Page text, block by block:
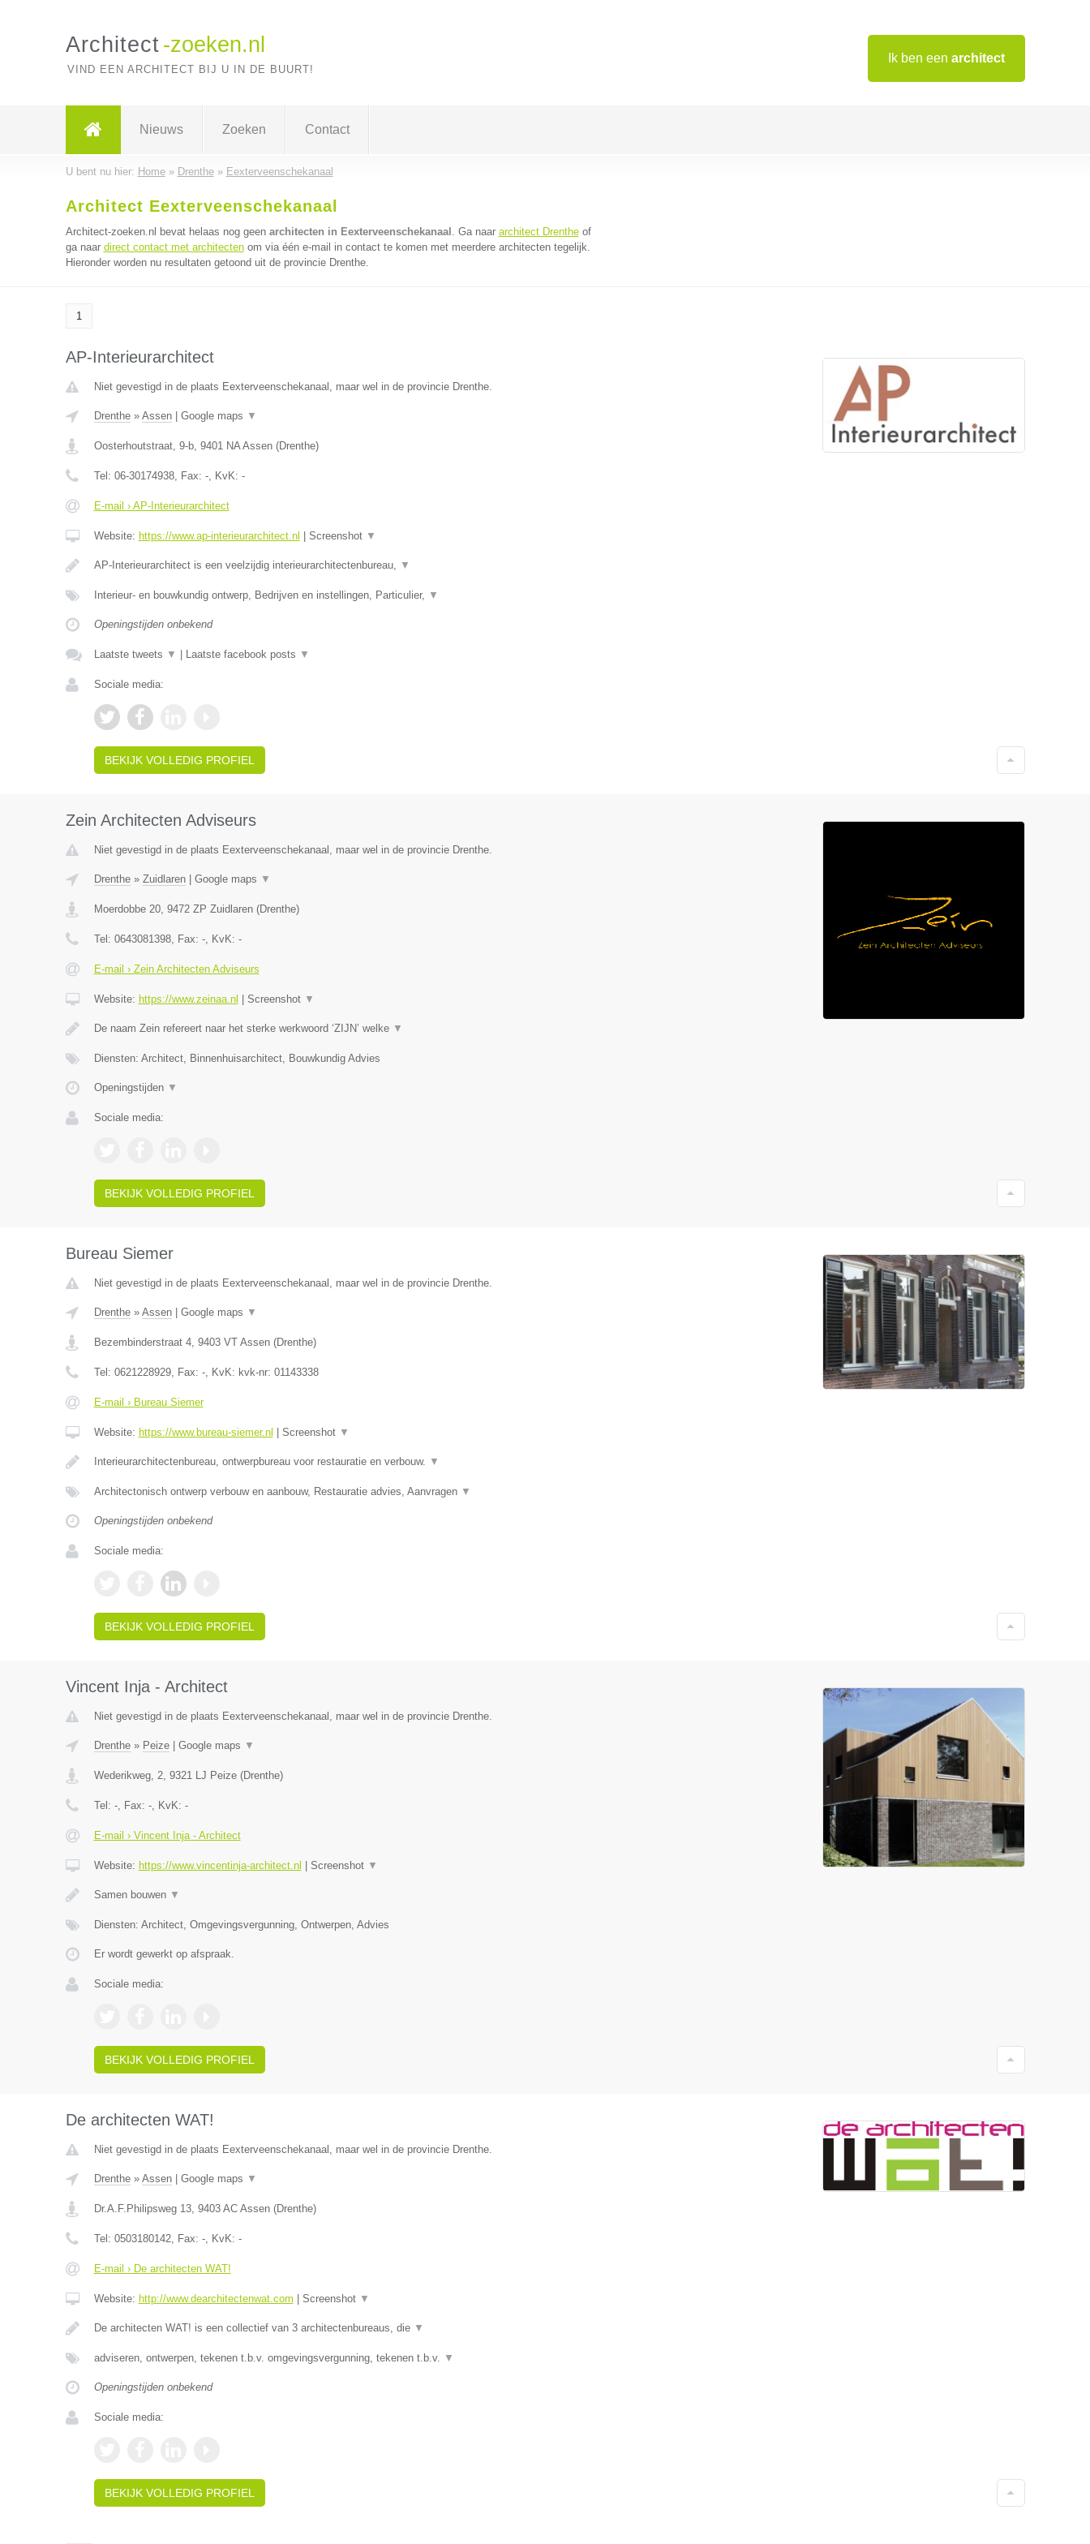
Ik ben een architect
Architect -zoeken.nl
VIND EEN ARCHITECT BIJ U IN DE BUURT!
Nieuws Zoeken Contact
U bent nu hier: Home» Drenthe» Eexterveenschekanaal
Architect Eexterveenschekanaal
Architect-zoeken.nl bevat helaas nog geen architecten in Eexterveenschekanaal . Ga naar architect Drentheof
ga naar direct contact met architectenom via één e-mail in contact te komen met meerdere architecten tegelijk.
Hieronder worden nu resultaten getoond uit de provincie Drenthe.
1
AP-Interieurarchitect
Niet gevestigd in de plaats Eexterveenschekanaal, maar wel in de provincie Drenthe.
Drenthe» Assen| Google maps ▼
Oosterhoutstraat, 9-b, 9401 NA Assen(Drenthe)
Tel: 06-30174938, Fax: -, KvK: -
E-mail › AP-Interieurarchitect
Website: https://www.ap-interieurarchitect.nl Screenshot ▼
AP-Interieurarchitect is een veelzijdig interieurarchitectenbureau, ▼
Interieur- en bouwkundig ontwerp, Bedrijven en instellingen, Particulier, ▼
Openingstijden onbekend
Laatste tweets ▼ Laatste facebook posts ▼
Sociale media:
BEKIJK VOLLEDIG PROFIEL
Zein Architecten Adviseurs
Niet gevestigd in de plaats Eexterveenschekanaal, maar wel in de provincie Drenthe.
Drenthe» Zuidlaren| Google maps ▼
Moerdobbe 20, 9472 ZP Zuidlaren(Drenthe)
Tel: 0643081398, Fax: -, KvK: -
E-mail › Zein Architecten Adviseurs
Website: https://www.zeinaa.nl Screenshot ▼
De naam Zein refereert naar het sterke werkwoord ‘ZIJN’ welke ▼
Diensten: Architect, Binnenhuisarchitect, Bouwkundig Advies
Openingstijden ▼
Sociale media:
BEKIJK VOLLEDIG PROFIEL
Bureau Siemer
Niet gevestigd in de plaats Eexterveenschekanaal, maar wel in de provincie Drenthe.
Drenthe» Assen| Google maps ▼
Bezembinderstraat 4, 9403 VT Assen(Drenthe)
Tel: 0621228929, Fax: -, KvK: kvk-nr: 01143338
E-mail › Bureau Siemer
Website: https://www.bureau-siemer.nl Screenshot ▼
Interieurarchitectenbureau, ontwerpbureau voor restauratie en verbouw. ▼
Architectonisch ontwerp verbouw en aanbouw, Restauratie advies, Aanvragen ▼
Openingstijden onbekend
Sociale media:
BEKIJK VOLLEDIG PROFIEL
Vincent Inja - Architect
Niet gevestigd in de plaats Eexterveenschekanaal, maar wel in de provincie Drenthe.
Drenthe» Peize| Google maps ▼
Wederikweg, 2, 9321 LJ Peize(Drenthe)
Tel: -, Fax: -, KvK: -
E-mail › Vincent Inja - Architect
Website: https://www.vincentinja-architect.nl Screenshot ▼
Samen bouwen ▼
Diensten: Architect, Omgevingsvergunning, Ontwerpen, Advies
Er wordt gewerkt op afspraak.
Sociale media:
BEKIJK VOLLEDIG PROFIEL
De architecten WAT!
Niet gevestigd in de plaats Eexterveenschekanaal, maar wel in de provincie Drenthe.
Drenthe» Assen| Google maps ▼
Dr.A.F.Philipsweg 13, 9403 AC Assen(Drenthe)
Tel: 0503180142, Fax: -, KvK: -
E-mail › De architecten WAT!
Website: http://www.dearchitectenwat.com Screenshot ▼
De architecten WAT! is een collectief van 3 architectenbureaus, die ▼
adviseren, ontwerpen, tekenen t.b.v. omgevingsvergunning, tekenen t.b.v. ▼
Openingstijden onbekend
Sociale media:
BEKIJK VOLLEDIG PROFIEL